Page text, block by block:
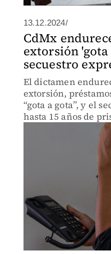
13.12.2024/
CdMx
extorsión 'gota
secuestro
El dictamen
extorsión,
“gota a gota”, y el
hasta 15 años de